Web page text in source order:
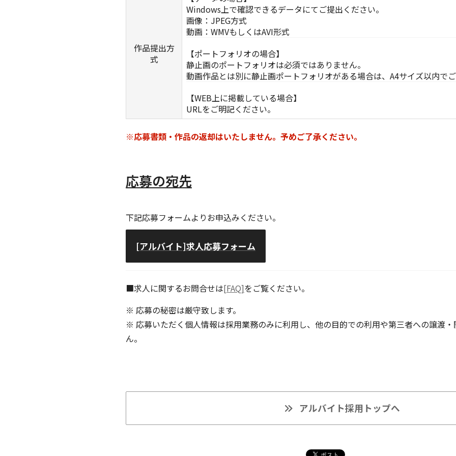
作品提出方
式
Windows上で確認できるデータにてご提出ください。
画像：JPEG方式
動画：WMVもしくはAVI形式
【ポートフォリオの場合】
静止画のポートフォリオは必須ではありません。
動画作品とは別に静止画ポートフォリオがある場合は、A4サイズ以内でご
【WEB上に掲載している場合】
URLをご明記ください。
※応募書類・作品の返却はいたしません。予めご了承ください。
応募の宛先
下記応募フォームよりお申込みください。
[アルバイト]求人応募フォーム
■求人に関するお問合せは[FAQ]をご覧ください。
※ 応募の秘密は厳守致します。
※ 応募いただく個人情報は採用業務のみに利用し、他の目的での利用や第三者への譲渡
ん。
アルバイト採用トップへ